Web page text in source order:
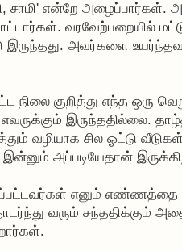
சாமி' என்றே அழைப்பார்கள்.
வரவேற்பறையில்
இருந்தது. அவர்களை
நிலை குறித்து எந்த ஒரு
எவருக்கும் இருந்ததில்லை.
வழியாக சில ஓட்டு
அப்படியேதான்
எனும் எண்ணத்தை
வரும் சந்ததிக்கும்